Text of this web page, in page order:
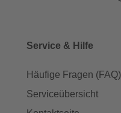
Service & Hilfe
Häufige Fragen (FAQ)
Serviceübersicht